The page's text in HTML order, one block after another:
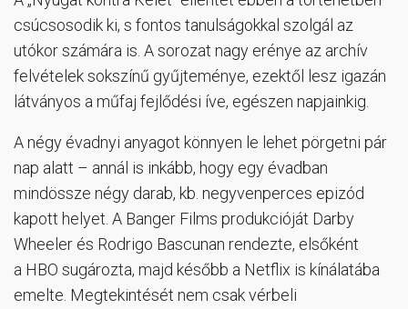
csúcsosodik ki, s fontos tanulságokkal szolgál az
utókor számára is. A sorozat nagy erénye az archív
felvételek sokszínű gyűjteménye, ezektől lesz igazán
látványos a műfaj fejlődési íve, egészen napjainkig.
A négy évadnyi anyagot könnyen le lehet pörgetni pár
nap alatt – annál is inkább, hogy egy évadban
mindössze négy darab, kb. negyvenperces epizód
kapott helyet. A Banger Films produkcióját Darby
Wheeler és Rodrigo Bascunan rendezte, elsőként
a HBO sugározta, majd később a Netflix is kínálatába
emelte. Megtekintését nem csak vérbeli